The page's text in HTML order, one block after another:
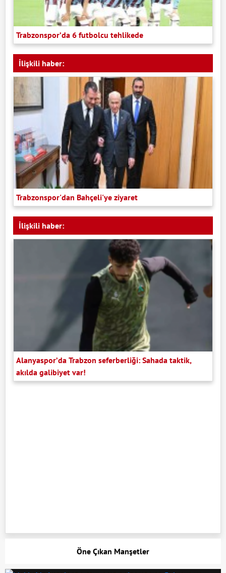
Trabzonspor’da 6 futbolcu tehlikede
İlişkili haber:
Trabzonspor'dan Bahçeli'ye ziyaret
İlişkili haber:
Alanyaspor’da Trabzon seferberliği: Sahada taktik,
akılda galibiyet var!
Öne Çıkan Manşetler